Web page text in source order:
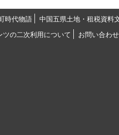
時代物語
中国五県土地・租税資料
ツの二次利用について
お問い合わせ